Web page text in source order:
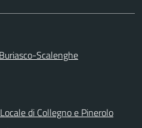
Scalenghe
di Collegno e Pinerolo